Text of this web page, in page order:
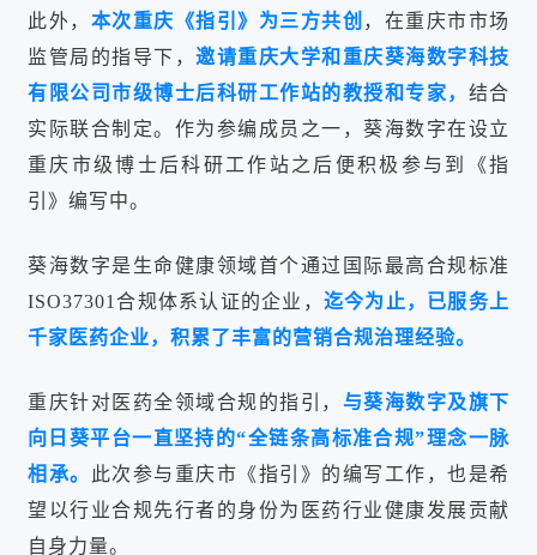
此外， 本次重庆《指引》为三方共创 ，在重庆市市场
监管局的指导下， 邀请重庆大学和重庆葵海数字科技
有限公司市级博士后科研工作站的教授和专家， 结合
实际联合制定。 作为参编成员之一，葵海数字在设立
重庆市级博士后科研工作站之后便积极参与到《指
引》编写中。
葵海数字是生命健康领域首个通过国际最高合规标准
ISO37301合规体系认证的企业， 迄今为止，已服务上
千家医药企业，积累了丰富的营销合规治理经验。
重庆针对医药全领域合规的指引， 与葵海数字及旗下
向日葵平台一直坚持的“全链条高标准合规”理念一脉
相承。
此次参与重庆市《指引》的编写工作，也是希
望以行业合规先行者的身份为医药行业健康发展贡献
自身力量。